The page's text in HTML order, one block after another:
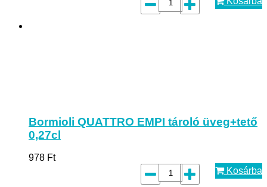
Bormioli QUATTRO EMPI tároló üveg+tető
0,27cl
978 Ft
Kosárba